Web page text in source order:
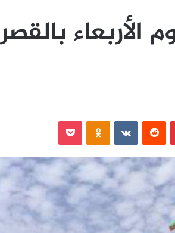
الأربعاء بالقصر
بينتيريست